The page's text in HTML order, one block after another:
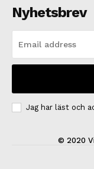
Nyhetsbrev
Jag har läst och
© 2020